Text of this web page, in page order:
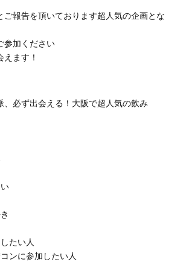
ご報告を頂いております超人気の企画とな
参加ください
ます！
、必ず出会える！大阪で超人気の飲み
たい人
ンに参加したい人